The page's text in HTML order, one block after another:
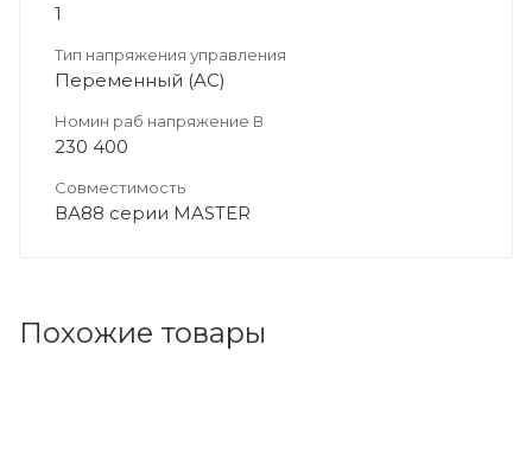
1
Тип напряжения управления
Переменный (AC)
Номин раб напряжение В
230 400
Совместимость
ВА88 серии MASTER
Похожие товары